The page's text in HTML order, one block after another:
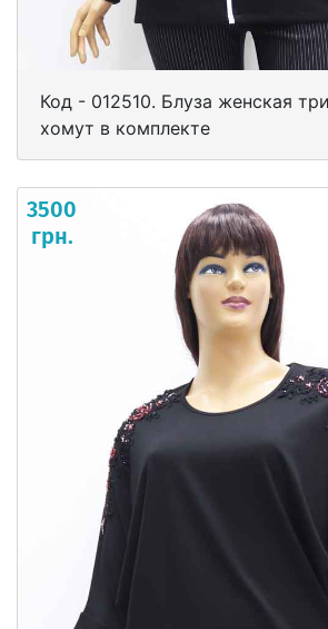
Код - 012510. Блуза женская
хомут в комплекте
3500
грн.